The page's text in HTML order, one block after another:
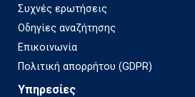
Συχνές ερωτήσεις
Οδηγίες αναζήτησης
Επικοινωνία
Πολιτική απορρήτου (GDPR)
Υπηρεσίες